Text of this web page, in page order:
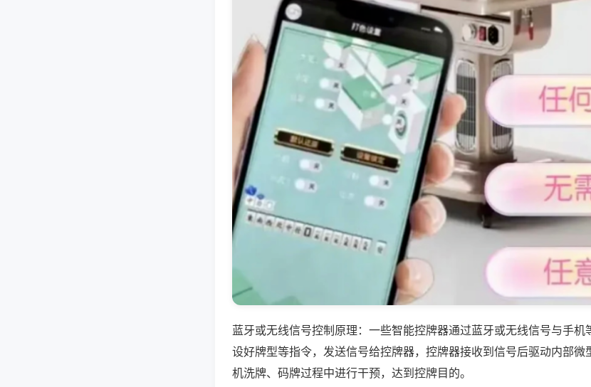
蓝牙或无线信号控制原理：一些智能控牌器通过蓝牙或无线信号与手
设好牌型等指令，发送信号给控牌器，控牌器接收到信号后驱动内部微
机洗牌、码牌过程中进行干预，达到控牌目的。